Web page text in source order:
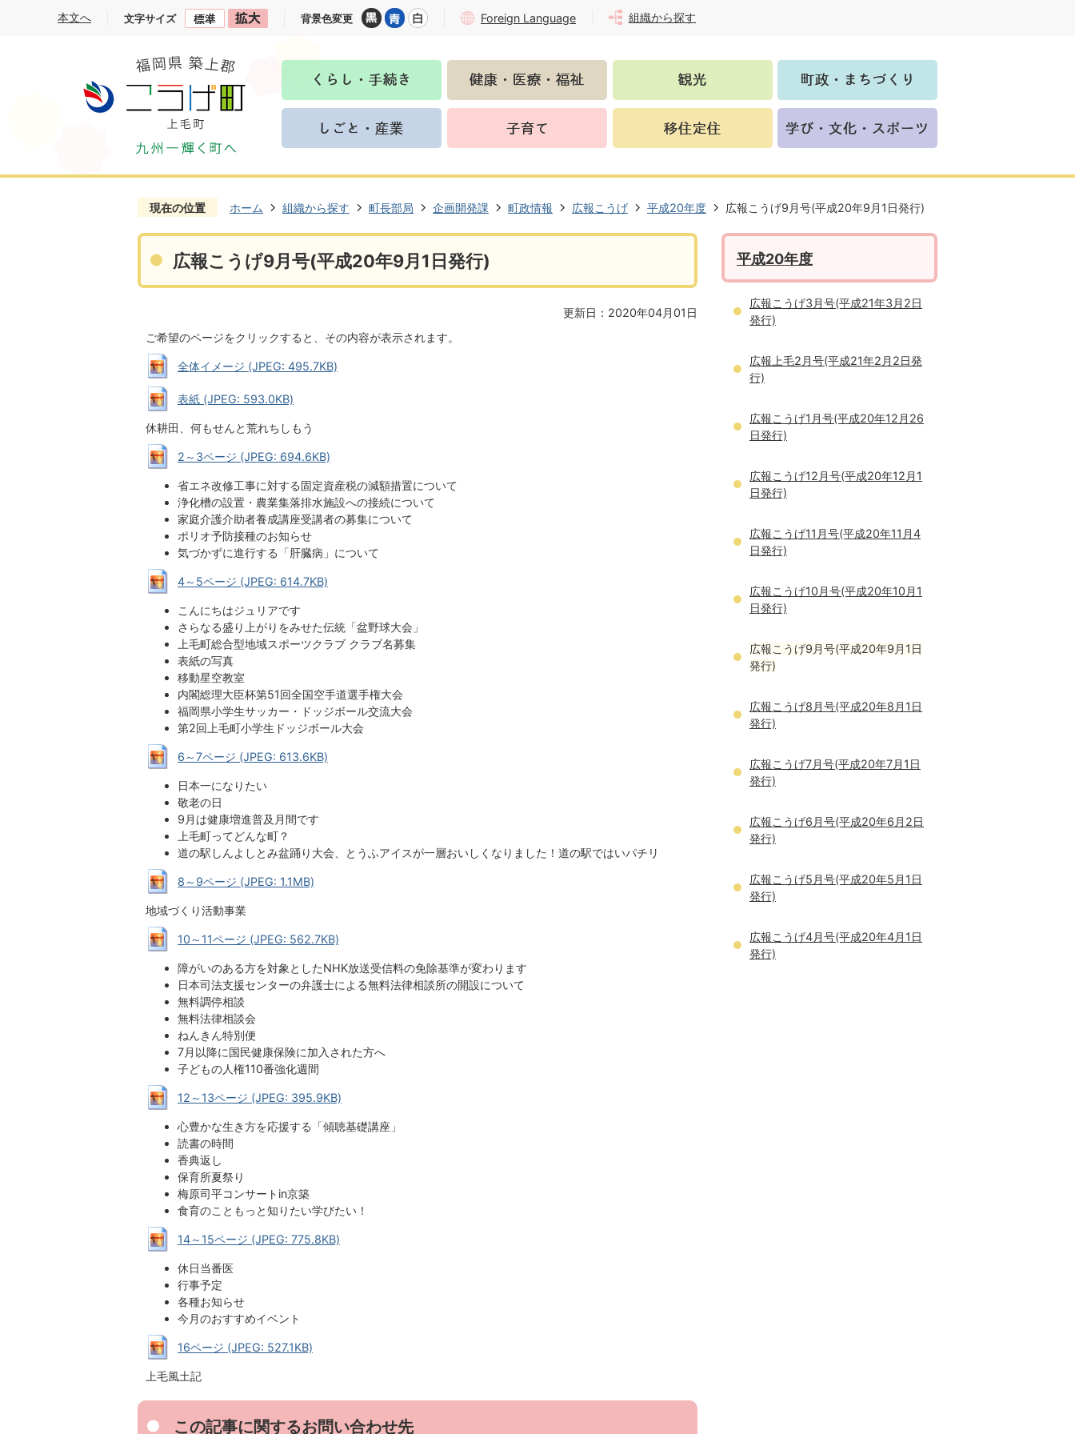
本文へ 文字サイズ 背景色変更 Foreign Language 組織から探す
現在の位置 ホーム 組織から探す 町長部局 企画開発課 町政情報 広報こうげ 平成20年度 広報こうげ9月号(平成20年9月1日発行)
広報こうげ9月号(平成20年9月1日発行)
更新日：2020年04月01日
ご希望のページをクリックすると、その内容が表示されます。
全体イメージ (JPEG: 495.7KB)
表紙 (JPEG: 593.0KB)
休耕田、何もせんと荒れちしもう
2～3ページ (JPEG: 694.6KB)
省エネ改修工事に対する固定資産税の減額措置について
浄化槽の設置・農業集落排水施設への接続について
家庭介護介助者養成講座受講者の募集について
ポリオ予防接種のお知らせ
気づかずに進行する「肝臓病」について
4～5ページ (JPEG: 614.7KB)
こんにちはジュリアです
さらなる盛り上がりをみせた伝統「盆野球大会」
上毛町総合型地域スポーツクラブ クラブ名募集
表紙の写真
移動星空教室
内閣総理大臣杯第51回全国空手道選手権大会
福岡県小学生サッカー・ドッジボール交流大会
第2回上毛町小学生ドッジボール大会
6～7ページ (JPEG: 613.6KB)
日本一になりたい
敬老の日
9月は健康増進普及月間です
上毛町ってどんな町？
道の駅しんよしとみ盆踊り大会、とうふアイスが一層おいしくなりました！道の駅ではいパチリ
8～9ページ (JPEG: 1.1MB)
地域づくり活動事業
10～11ページ (JPEG: 562.7KB)
障がいのある方を対象としたNHK放送受信料の免除基準が変わります
日本司法支援センターの弁護士による無料法律相談所の開設について
無料調停相談
無料法律相談会
ねんきん特別便
7月以降に国民健康保険に加入された方へ
子どもの人権110番強化週間
12～13ページ (JPEG: 395.9KB)
心豊かな生き方を応援する「傾聴基礎講座」
読書の時間
香典返し
保育所夏祭り
梅原司平コンサートin京築
食育のこともっと知りたい学びたい！
14～15ページ (JPEG: 775.8KB)
休日当番医
行事予定
各種お知らせ
今月のおすすめイベント
16ページ (JPEG: 527.1KB)
上毛風土記
この記事に関するお問い合わせ先
平成20年度
広報こうげ3月号(平成21年3月2日
発行)
広報上毛2月号(平成21年2月2日発
行)
広報こうげ1月号(平成20年12月26
日発行)
広報こうげ12月号(平成20年12月1
日発行)
広報こうげ11月号(平成20年11月4
日発行)
広報こうげ10月号(平成20年10月1
日発行)
広報こうげ9月号(平成20年9月1日
発行)
広報こうげ8月号(平成20年8月1日
発行)
広報こうげ7月号(平成20年7月1日
発行)
広報こうげ6月号(平成20年6月2日
発行)
広報こうげ5月号(平成20年5月1日
発行)
広報こうげ4月号(平成20年4月1日
発行)